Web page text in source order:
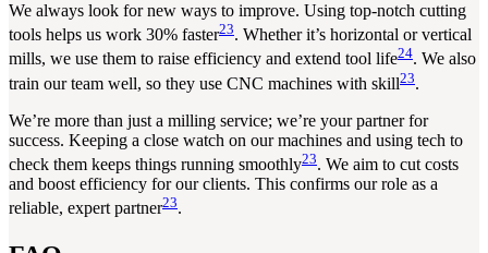
We always look for new ways to improve. Using top-notch cutting
tools helps us work 30% faster23. Whether it’s horizontal or vertical
mills, we use them to raise efficiency and extend tool life24. We also
train our team well, so they use CNC machines with skill23.
We’re more than just a milling service; we’re your partner for
success. Keeping a close watch on our machines and using tech to
check them keeps things running smoothly23. We aim to cut costs
and boost efficiency for our clients. This confirms our role as a
reliable, expert partner23.